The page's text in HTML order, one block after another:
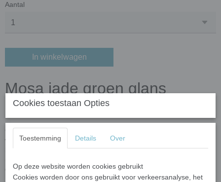
Aantal
In winkelwagen
Mosa jade groen glans
(19990)
Ontdek de veelzijdigheid van
wandtegels die geliefd zijn bij mozaïekkunstenaars dankzij hun rijke
kleuren en hoge kwaliteit. In ons assortiment vind je een
Collection – perfect geschikt voor creatieve mozaïekprojecten.
Cookies toestaan Opties
Toestemming Details Over
Op deze website worden cookies gebruikt
Cookies worden door ons gebruikt voor verkeersanalyse, het